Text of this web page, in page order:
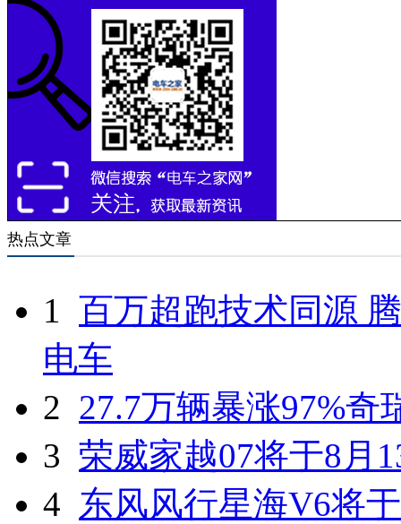
热点文章
1 百万超跑技术同源
电车
2 27.7万辆暴涨97%奇
3 荣威家越07将于8月
4 东风风行星海V6将